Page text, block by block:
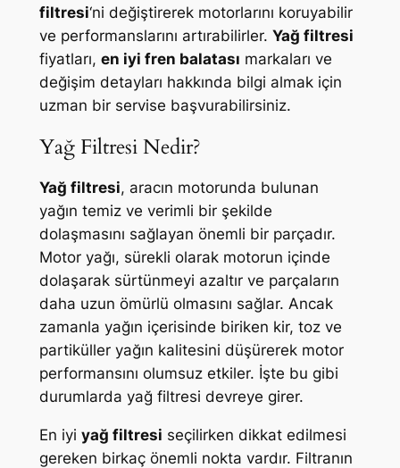
filtresi‘ni değiştirerek motorlarını koruyabilir
ve performanslarını artırabilirler. Yağ filtresi
fiyatları, en iyi fren balatası markaları ve
değişim detayları hakkında bilgi almak için
uzman bir servise başvurabilirsiniz.
Yağ Filtresi Nedir?
Yağ filtresi, aracın motorunda bulunan
yağın temiz ve verimli bir şekilde
dolaşmasını sağlayan önemli bir parçadır.
Motor yağı, sürekli olarak motorun içinde
dolaşarak sürtünmeyi azaltır ve parçaların
daha uzun ömürlü olmasını sağlar. Ancak
zamanla yağın içerisinde biriken kir, toz ve
partiküller yağın kalitesini düşürerek motor
performansını olumsuz etkiler. İşte bu gibi
durumlarda yağ filtresi devreye girer.
En iyi yağ filtresi seçilirken dikkat edilmesi
gereken birkaç önemli nokta vardır. Filtranın